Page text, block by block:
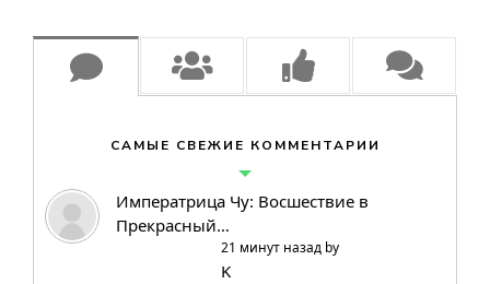
САМЫЕ СВЕЖИЕ КОММЕНТАРИИ
Императрица Чу: Восшествие в
Прекрасный…
21 минут назад by
K